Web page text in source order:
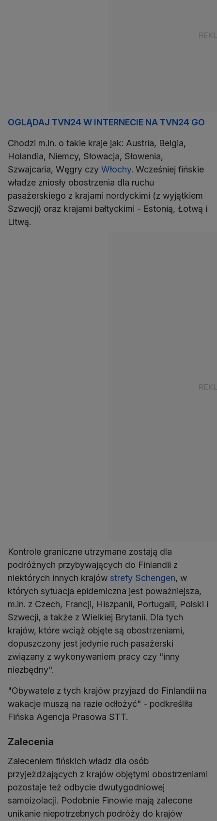
OGLĄDAJ TVN24 W INTERNECIE NA TVN24 GO
Chodzi m.in. o takie kraje jak: Austria, Belgia,
Holandia, Niemcy, Słowacja, Słowenia,
Szwajcaria, Węgry czy Włochy. Wcześniej fińskie
władze zniosły obostrzenia dla ruchu
pasażerskiego z krajami nordyckimi (z wyjątkiem
Szwecji) oraz krajami bałtyckimi - Estonią, Łotwą i
Litwą.
Kontrole graniczne utrzymane zostają dla
podróżnych przybywających do Finlandii z
niektórych innych krajów strefy Schengen, w
których sytuacja epidemiczna jest poważniejsza,
m.in. z Czech, Francji, Hiszpanii, Portugalii, Polski i
Szwecji, a także z Wielkiej Brytanii. Dla tych
krajów, które wciąż objęte są obostrzeniami,
dopuszczony jest jedynie ruch pasażerski
związany z wykonywaniem pracy czy "inny
niezbędny".
"Obywatele z tych krajów przyjazd do Finlandii na
wakacje muszą na razie odłożyć" - podkreśliła
Fińska Agencja Prasowa STT.
Zalecenia
Zaleceniem fińskich władz dla osób
przyjeżdżających z krajów objętymi obostrzeniami
pozostaje też odbycie dwutygodniowej
samoizolacji. Podobnie Finowie mają zalecone
unikanie niepotrzebnych podróży do krajów